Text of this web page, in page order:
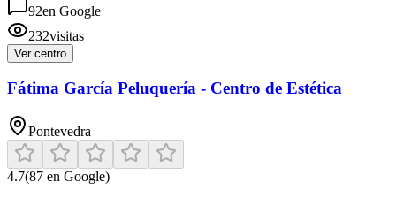
92en Google
232visitas
Ver centro
Fátima García Peluquería - Centro de Estética
Pontevedra
4.7(87 en Google)